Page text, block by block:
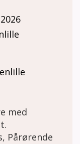
med
Pårørende